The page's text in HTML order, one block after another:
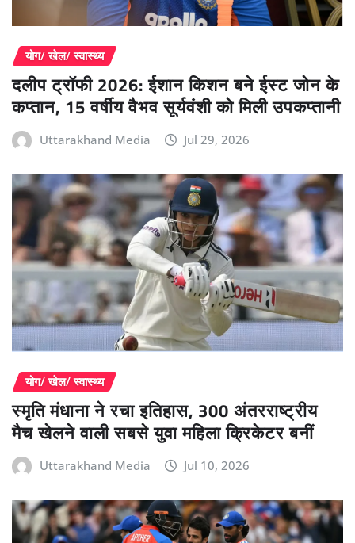
योग/ खेल/ स्वास्थ्य
दलीप ट्रॉफी 2026: ईशान किशन बने ईस्ट जोन के
कप्तान, 15 वर्षीय वैभव सूर्यवंशी को मिली उपकप्तानी
Uttarakhand Media Jul 29, 2026
योग/ खेल/ स्वास्थ्य
स्मृति मंधाना ने रचा इतिहास, 300 अंतरराष्ट्रीय
मैच खेलने वाली सबसे युवा महिला क्रिकेटर बनीं
Uttarakhand Media Jul 10, 2026